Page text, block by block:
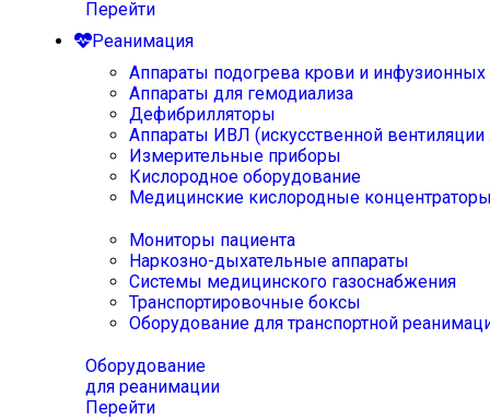
Перейти
Реанимация
Аппараты подогрева крови и инфузионных
Аппараты для гемодиализа
Дефибрилляторы
Аппараты ИВЛ (искусственной вентиляции
Измерительные приборы
Кислородное оборудование
Медицинские кислородные
Мониторы пациента
Наркозно-дыхательные аппараты
Системы медицинского газоснабжения
Транспортировочные боксы
Оборудование для транспортной
Оборудование
для реанимации
Перейти